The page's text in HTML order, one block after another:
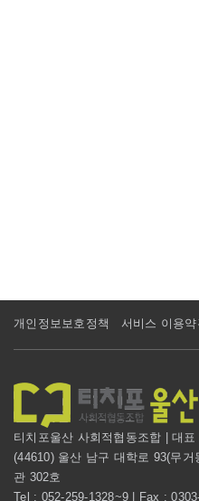
개인정보보호정책 서비스 이용약
티치포울산 사회적협동조합 | 대
(44610) 울산 남구 대학로 93(무거
관 302호
Tel : 052-259-1328~9 | Fax :